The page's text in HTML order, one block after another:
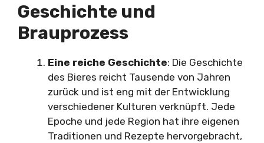
Geschichte und
Brauprozess
Eine reiche Geschichte: Die Geschichte
des Bieres reicht Tausende von Jahren
zurück und ist eng mit der Entwicklung
verschiedener Kulturen verknüpft. Jede
Epoche und jede Region hat ihre eigenen
Traditionen und Rezepte hervorgebracht,